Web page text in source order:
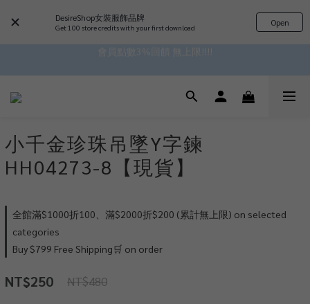
DesireShop女裝服飾品牌
Get 100 store credits with your first download Open
^•ﻌ•^全館滿$1000現折$100 累計無上限 ♡ ✧*
會員點數3%回饋 無上限!!!!
✿॰ॱ*｡ﾟ 全館滿$799即免運ॱ*｡ﾟ✿
小千金珍珠吊墜Y字鍊
HH04273-8【現貨】
全館滿$1000折100、滿$2000折$200 (累計無上限) on selected
categories
Buy $799 Free Shipping🛒 on order
NT$250 NT$480